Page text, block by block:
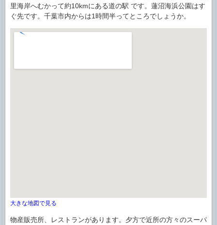
里海岸へむかって約10kmにある道の駅 です。蓮沼海浜公園はす
ぐ先です。千葉市内からは1時間半ってところでしょうか。
大きな地図で見る
物産販売所、レストランがあります。夕方で近所の方々のスーパ